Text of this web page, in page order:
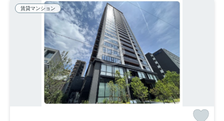
賃貸マンション